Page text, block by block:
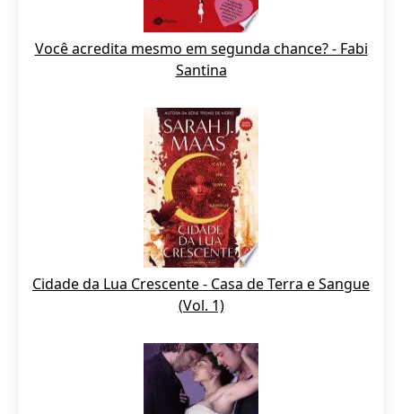
Você acredita mesmo em segunda chance? - Fabi
Santina
Cidade da Lua Crescente - Casa de Terra e Sangue
(Vol. 1)